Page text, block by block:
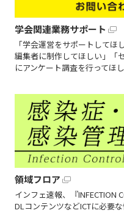
学会関連業務サポート
「学会運営をサポートして
編集者に制作してほしい」「
にアンケート調査を行ってほ
領域フロア
インフェ速報、『INFECTION
DLコンテンツなどICTに必要